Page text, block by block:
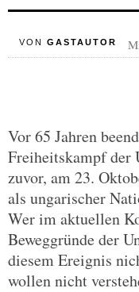
VON GASTAUTOR
Vor 65 Jahren
Freiheitskampf der
zuvor, am 23.
als ungarischer
Wer im aktuellen
Beweggründe der
diesem Ereignis
wollen nicht